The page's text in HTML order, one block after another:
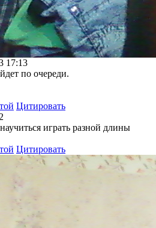
17:13
по очереди.
Цитировать
играть разной длины
Цитировать